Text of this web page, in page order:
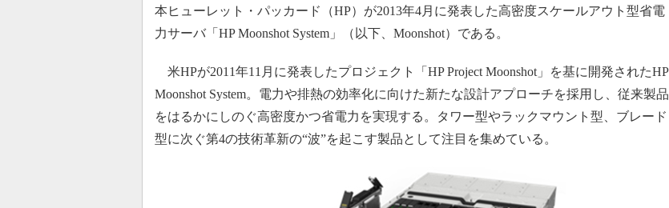
本ヒューレット・パッカード（HP）が2013年4月に発表した高密度スケールアウト型省電
力サーバ「HP Moonshot System」（以下、Moonshot）である。
米HPが2011年11月に発表したプロジェクト「HP Project Moonshot」を基に開発されたHP
Moonshot System。電力や排熱の効率化に向けた新たな設計アプローチを採用し、従来製品
をはるかにしのぐ高密度かつ省電力を実現する。タワー型やラックマウント型、ブレード
型に次ぐ第4の技術革新の“波”を起こす製品として注目を集めている。